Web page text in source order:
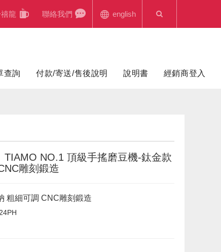
龍 聯絡我們 english
查詢 付款/寄送/售後說明 說明書 經銷商登入
TIAMO NO.1 頂級手搖磨豆機-鈦金款
雕刻鍛造
粗細可調 CNC雕刻鍛造